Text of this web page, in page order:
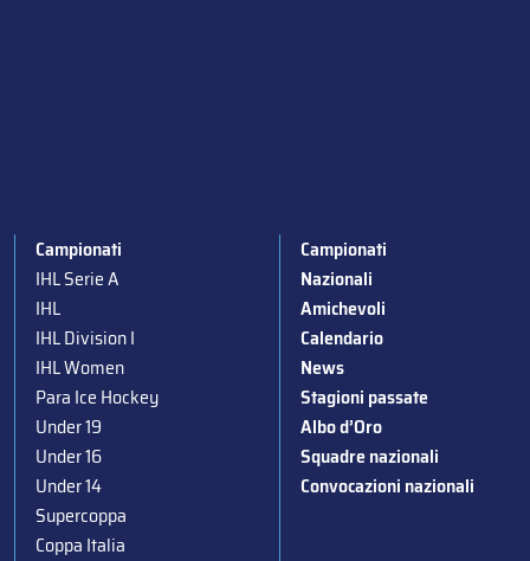
Campionati
IHL Serie A
IHL
IHL Division I
IHL Women
Para Ice Hockey
Under 19
Under 16
Under 14
Supercoppa
Coppa Italia
Campionati
Nazionali
Amichevoli
Calendario
News
Stagioni passate
Albo d’Oro
Squadre nazionali
Convocazioni nazionali